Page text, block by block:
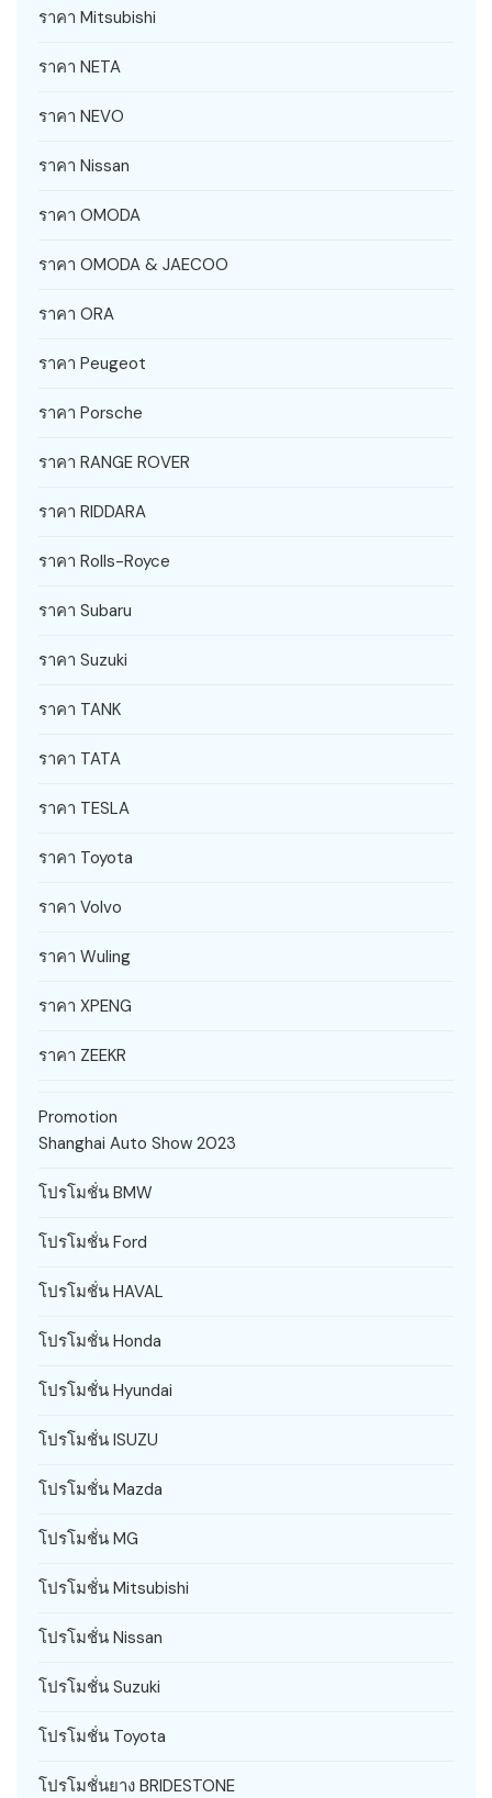
ราคา Mitsubishi
ราคา NETA
ราคา NEVO
ราคา Nissan
ราคา OMODA
ราคา OMODA & JAECOO
ราคา ORA
ราคา Peugeot
ราคา Porsche
ราคา RANGE ROVER
ราคา RIDDARA
ราคา Rolls-Royce
ราคา Subaru
ราคา Suzuki
ราคา TANK
ราคา TATA
ราคา TESLA
ราคา Toyota
ราคา Volvo
ราคา Wuling
ราคา XPENG
ราคา ZEEKR
Promotion
Shanghai Auto Show 2023
โปรโมชั่น BMW
โปรโมชั่น Ford
โปรโมชั่น HAVAL
โปรโมชั่น Honda
โปรโมชั่น Hyundai
โปรโมชั่น ISUZU
โปรโมชั่น Mazda
โปรโมชั่น MG
โปรโมชั่น Mitsubishi
โปรโมชั่น Nissan
โปรโมชั่น Suzuki
โปรโมชั่น Toyota
โปรโมชั่นยาง BRIDESTONE